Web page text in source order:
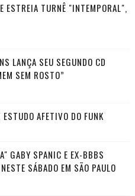
ESTREIA TURNÊ "INTEMPORAL",
LANÇA SEU SEGUNDO CD
SEM ROSTO”
AFETIVO DO FUNK
GABY SPANIC E EX-BBBS
SÁBADO EM SÃO PAULO